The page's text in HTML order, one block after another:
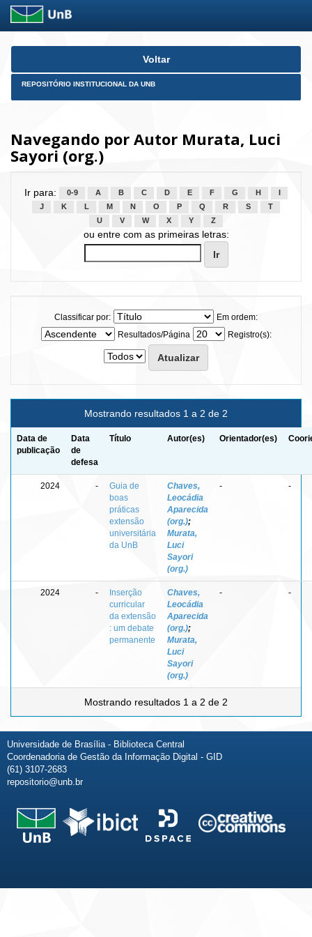
Skip
Voltar
REPOSITÓRIO INSTITUCIONAL DA UNB
Navegando por Autor Murata, Luci
Sayori (org.)
Ir para: 0-9 A B C D E F G H
J
K L M N O P Q R S
T
U
V W X Y Z
ou entre com as primeiras letras:
Classificar por:
Em ordem:
Resultados/Página
Registro(s):
Mostrando resultados 1 a 2 de 2
Data de
publicação
Data
de
defesa
Título Autor(es) Orientador(es)
2024 -
Guia de
boas
práticas
extensão
universitária
da UnB
Chaves,
Leocádia
Aparecida
(org.);
Murata,
Luci
Sayori
(org.)
- -
2024 -
Inserção
curricular
da extensão
: um debate
permanente
Chaves,
Leocádia
Aparecida
(org.);
Murata,
Luci
Sayori
(org.)
- -
Mostrando resultados 1 a 2 de 2
Universidade de Brasília - Biblioteca Central
Coordenadoria de Gestão da Informação Digital - GID
(61) 3107-2683
repositorio@unb.br